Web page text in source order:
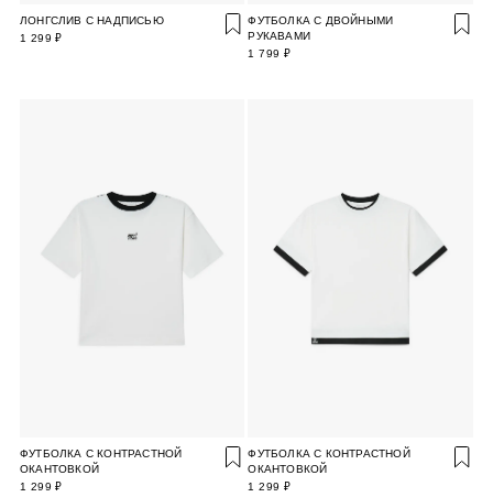
ЛОНГСЛИВ С НАДПИСЬЮ
1 299 ₽
ФУТБОЛКА С ДВОЙНЫМИ
РУКАВАМИ
1 799 ₽
ФУТБОЛКА С КОНТРАСТНОЙ
ОКАНТОВКОЙ
1 299 ₽
ФУТБОЛКА С КОНТРАСТНОЙ
ОКАНТОВКОЙ
1 299 ₽